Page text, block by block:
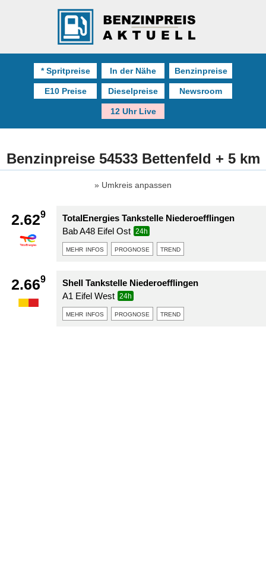
* Spritpreise In der Nähe Benzinpreise
E10 Preise Dieselpreise Newsroom
12 Uhr Live
Benzinpreise 54533 Bettenfeld + 5 km
Umkreis anpassen
2.629
TotalEnergies Tankstelle Niederoefflingen
Bab A48 Eifel Ost
24h
mehr infos prognose trend
2.669
Shell Tankstelle Niederoefflingen
A1 Eifel West
24h
mehr infos prognose trend